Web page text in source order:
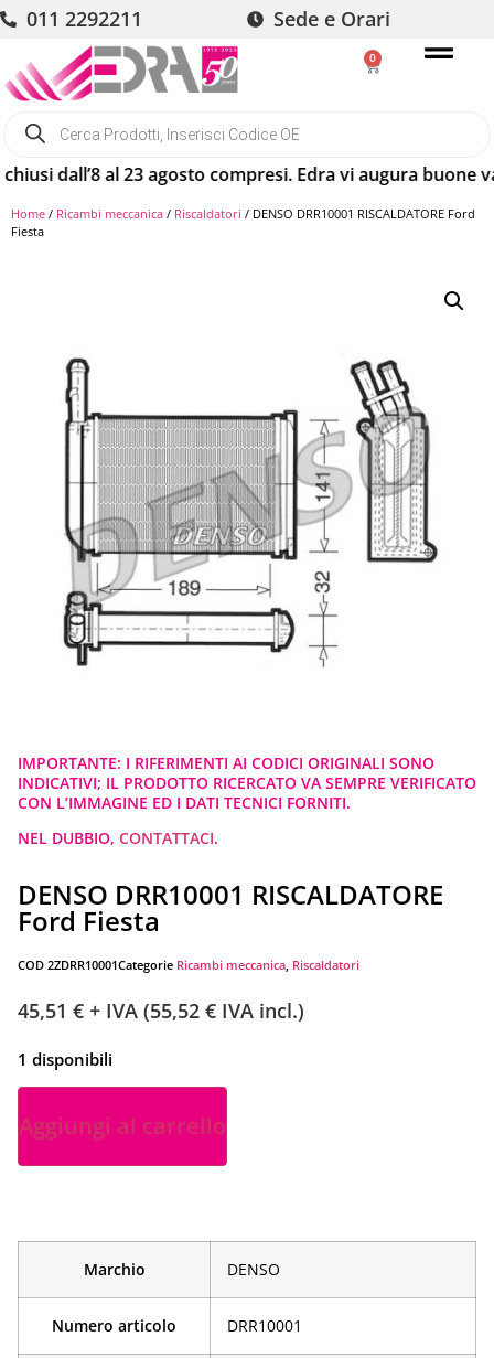
011 2292211 Sede e Orari
0
dall’8 al 23 agosto compresi. Edra vi augura buone
Home / Ricambi meccanica / Riscaldatori / DENSO DRR10001 RISCALDATORE Ford
Fiesta
IMPORTANTE: I RIFERIMENTI AI CODICI ORIGINALI SONO
INDICATIVI; IL PRODOTTO RICERCATO VA SEMPRE VERIFICATO
CON L’IMMAGINE ED I DATI TECNICI FORNITI.
NEL DUBBIO, CONTATTACI.
DENSO DRR10001 RISCALDATORE
Ford Fiesta
COD 2ZDRR10001Categorie Ricambi meccanica, Riscaldatori
45,51 € + IVA (55,52 € IVA incl.)
1 disponibili
Aggiungi al carrello
Marchio DENSO
Numero articolo DRR10001